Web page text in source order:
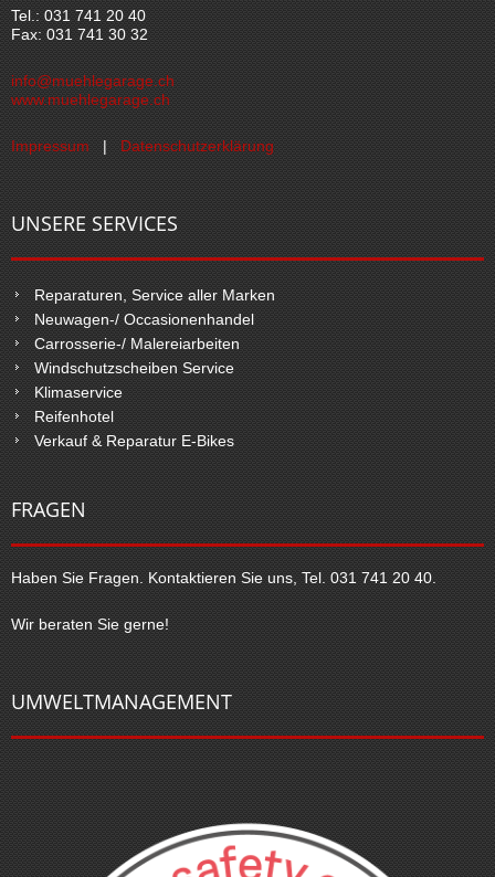
Tel.: 031 741 20 40
Fax: 031 741 30 32
info@muehlegarage.ch
www.muehlegarage.ch
Impressum | Datenschutzerklärung
UNSERE SERVICES
Reparaturen, Service aller Marken
Neuwagen-/ Occasionenhandel
Carrosserie-/ Malereiarbeiten
Windschutzscheiben Service
Klimaservice
Reifenhotel
Verkauf & Reparatur E-Bikes
FRAGEN
Haben Sie Fragen. Kontaktieren Sie uns, Tel. 031 741 20 40.
Wir beraten Sie gerne!
UMWELTMANAGEMENT